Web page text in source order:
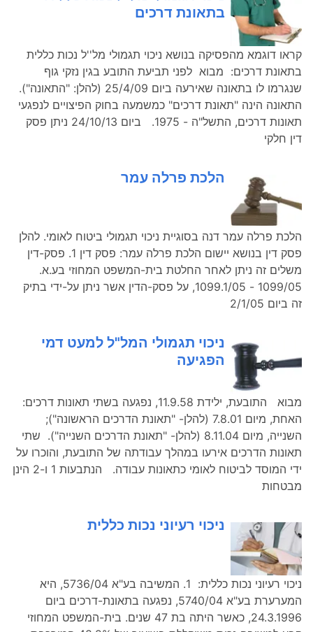
בתאונת דרכים
קראו דוגמא מהפסיקה בנושא ניכוי תגמולי מל''ל נכות כללית
בתאונת דרכים: מבוא לפני תביעת התובע בגין נזקי גוף
שנגרמו לו בתאונה שאירעה ביום 25/4/09 (להלן: "התאונה").
התאונה הינה "תאונת דרכים" כמשמעה בחוק הפיצויים לנפגעי
תאונות דרכים, התשל"ה - 1975. ביום 24/10/13 ניתן פסק
דין חלקי
הלכת פרלה עמר
הלכת פרלה עמר דנה בסוגיית ניכוי תגמולי ביטוח לאומי. להלן
פסק דין בנושא יישום הלכת פרלה עמר: פסק דין 1. פסק-דין
משלים זה ניתן לאחר החלטת בית-המשפט המחוזי בע.א.
1099/05 - 1099.1/05, על פסק-הדין אשר ניתן על-ידי בתיק
זה ביום 2/1/05
ניכוי תגמולי המל"ל למעט דמי
הפגיעה
מבוא התובעת, ילידת 11.9.58, נפגעה בשתי תאונות דרכים:
האחת, מיום 7.8.01 (להלן- "תאונת הדרכים הראשונה");
השנייה, מיום 8.11.04 (להלן- "תאונת הדרכים השנייה"). שתי
תאונות הדרכים אירעו במהלך עבודתה של התובעת, והוכרו על
ידי המוסד לביטוח לאומי כתאונות עבודה. הנתבעות 1 ו-2 הינן
מבטחות
ניכוי רעיוני נכות כללית
ניכוי רעיוני נכות כללית: 1. המשיבה בע"א 5736/04, היא
המערערת בע"א 5740/04, נפגעה בתאונת-דרכים ביום
24.3.1996, כאשר היתה בת 47 שנים. בית-המשפט המחוזי